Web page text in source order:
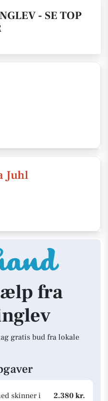
- SE TOP
Juhl
fra
gratis bud fra lokale
skinner i
2.380 kr.